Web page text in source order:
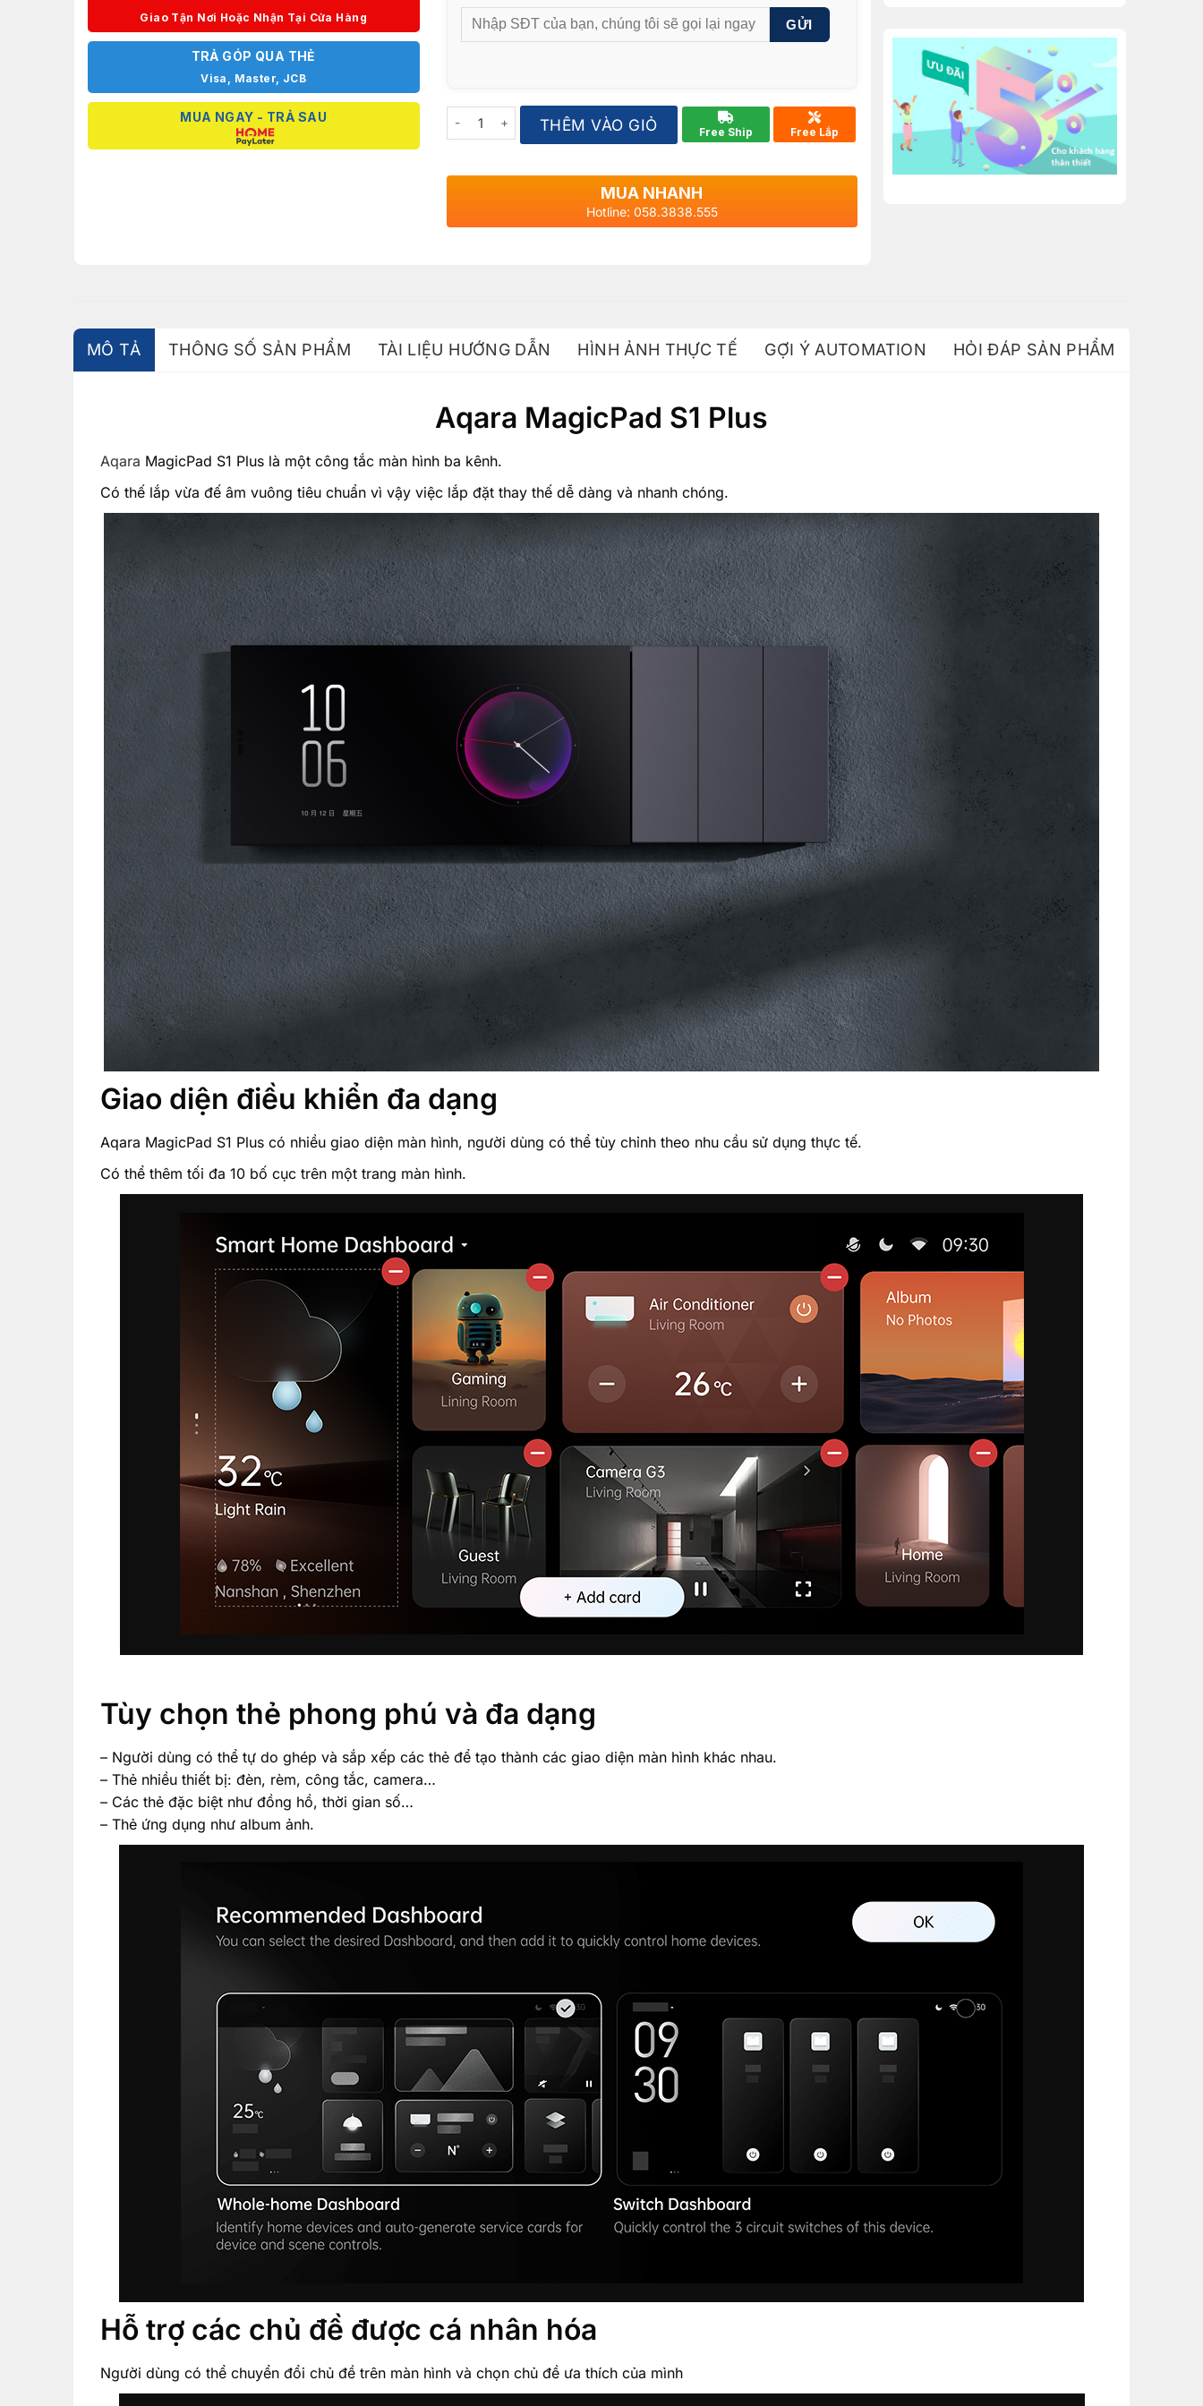
Giao Tận Nơi Hoặc Nhận Tại Cửa Hàng
TRẢ GÓP QUA THẺ
Visa, Master, JCB
MUA NGAY - TRẢ SAU
GỬI
Quantity THÊM VÀO GIỎ Free Ship Free Lắp
MUA NHANH
Hotline: 058.3838.555
MÔ TẢ THÔNG SỐ SẢN PHẨM TÀI LIỆU HƯỚNG DẪN HÌNH ẢNH THỰC TẾ GỢI Ý AUTOMATION HỎI ĐÁP SẢN PHẨM
Aqara MagicPad S1 Plus
Aqara MagicPad S1 Plus là một công tắc màn hình ba kênh.
Có thế lắp vừa đế âm vuông tiêu chuẩn vì vậy việc lắp đặt thay thế dễ dàng và nhanh chóng.
Giao diện điều khiển đa dạng
Aqara MagicPad S1 Plus có nhiều giao diện màn hình, người dùng có thể tùy chỉnh theo nhu cầu sử dụng thực tế.
Có thể thêm tối đa 10 bố cục trên một trang màn hình.
Tùy chọn thẻ phong phú và đa dạng
– Người dùng có thể tự do ghép và sắp xếp các thẻ để tạo thành các giao diện màn hình khác nhau.
– Thẻ nhiều thiết bị: đèn, rèm, công tắc, camera…
– Các thẻ đặc biệt như đồng hồ, thời gian số…
– Thẻ ứng dụng như album ảnh.
Hỗ trợ các chủ đề được cá nhân hóa
Người dùng có thể chuyển đổi chủ đề trên màn hình và chọn chủ đề ưa thích của mình